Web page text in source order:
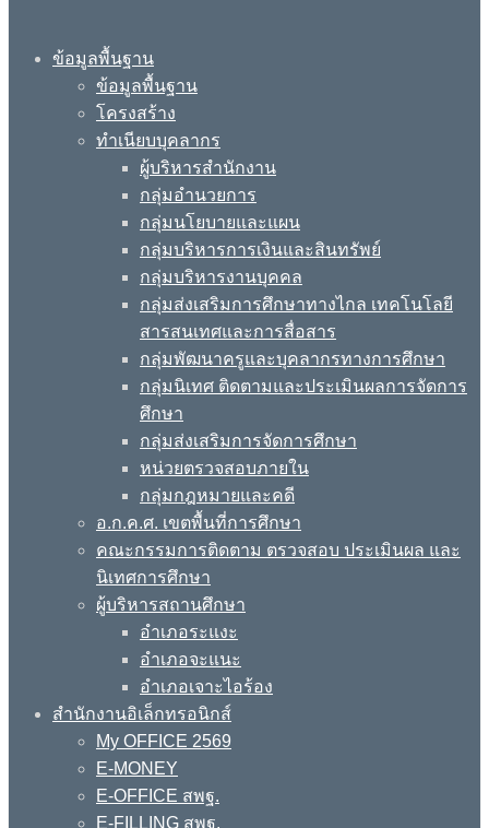
ข้อมูลพื้นฐาน
ข้อมูลพื้นฐาน
โครงสร้าง
ทำเนียบบุคลากร
ผู้บริหารสำนักงาน
กลุ่มอำนวยการ
กลุ่มนโยบายและแผน
กลุ่มบริหารการเงินและสินทรัพย์
กลุ่มบริหารงานบุคคล
กลุ่มส่งเสริมการศึกษาทางไกล เทคโนโลยี
สารสนเทศและการสื่อสาร
กลุ่มพัฒนาครูและบุคลากรทางการศึกษา
กลุ่มนิเทศ ติดตามและประเมินผลการจัดการ
ศึกษา
กลุ่มส่งเสริมการจัดการศึกษา
หน่วยตรวจสอบภายใน
กลุ่มกฎหมายและคดี
อ.ก.ค.ศ. เขตพื้นที่การศึกษา
คณะกรรมการติดตาม ตรวจสอบ ประเมินผล และ
นิเทศการศึกษา
ผู้บริหารสถานศึกษา
อำเภอระแงะ
อำเภอจะแนะ
อำเภอเจาะไอร้อง
สำนักงานอิเล็กทรอนิกส์
My OFFICE 2569
E-MONEY
E-OFFICE สพฐ.
E-FILLING สพฐ.